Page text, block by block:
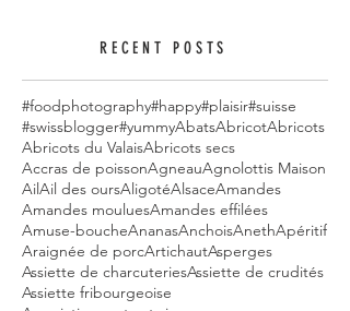
RECENT POSTS
#foodphotography#happy#plaisir#suisse
#swissblogger#yummyAbatsAbricotAbricots
Abricots du ValaisAbricots secs
Accras de poissonAgneauAgnolottis Maison
AilAil des oursAligotéAlsaceAmandes
Amandes mouluesAmandes effilées
Amuse-boucheAnanasAnchoisAnethApéritif
Araignée de porcArtichautAsperges
Assiette de charcuteriesAssiette de crudités
Assiette fribourgeoise